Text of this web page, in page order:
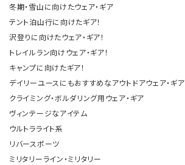
冬期・雪山に向けたウェア・ギア
テント泊山行に向けたギア！
沢登りに向けたウェア・ギア！
トレイルラン向けウェア・ギア！
キャンプに向けたギア！
デイリーユースにもおすすめなアウトドアウェア・ギア
クライミング・ボルダリング用ウェア・ギア
ヴィンテージなアイテム
ウルトラライト系
リバースポーツ
ミリタリーライン・ミリタリー